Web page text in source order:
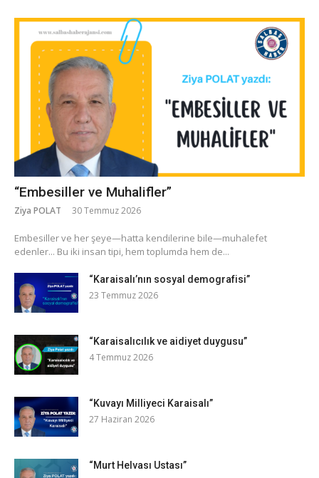
“Embesiller ve Muhalifler”
Ziya POLAT 30 Temmuz 2026
​Embesiller ve her şeye—hatta kendilerine bile—muhalefet
edenler... Bu iki insan tipi, hem toplumda hem de...
“Karaisalı’nın sosyal demografisi”
23 Temmuz 2026
“Karaisalıcılık ve aidiyet duygusu”
4 Temmuz 2026
“Kuvayı Milliyeci Karaisalı”
27 Haziran 2026
“Murt Helvası Ustası”